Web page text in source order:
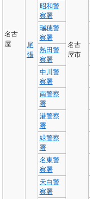
名古
屋
尾
張
名古
屋市
昭和警
察署
瑞穂警
察署
熱田警
察署
中川警
察署
南警察
署
港警察
署
緑警察
署
名東警
察署
天白警
察署